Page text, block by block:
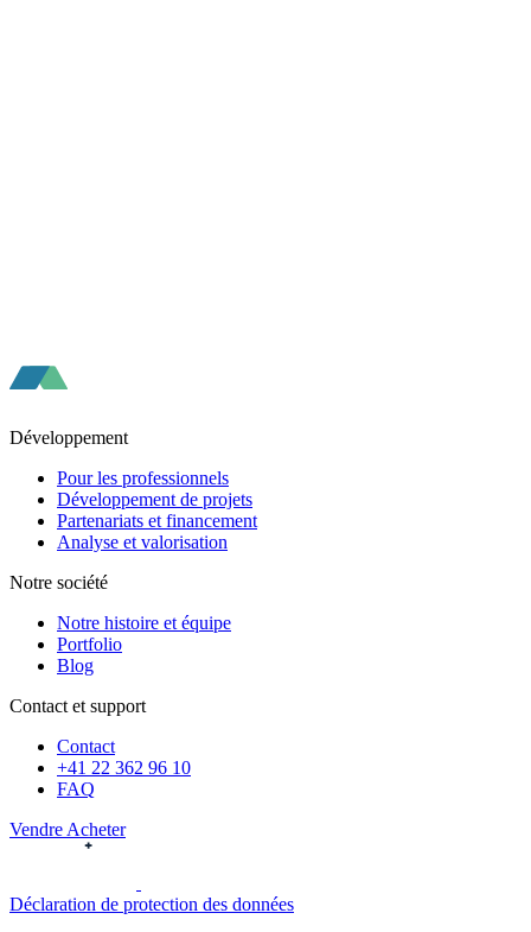
Développement
Pour les professionnels
Développement de projets
Partenariats et financement
Analyse et valorisation
Notre société
Notre histoire et équipe
Portfolio
Blog
Contact et support
Contact
+41 22 362 96 10
FAQ
Vendre Acheter
Déclaration de protection des données